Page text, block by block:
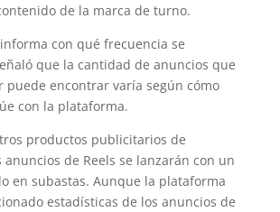
de la marca de turno.
con qué frecuencia se
que la cantidad de anuncios que
puede encontrar varía según cómo
con la plataforma.
productos publicitarios de
anuncios de Reels se lanzarán con un
en subastas. Aunque la plataforma
estadísticas de los anuncios de